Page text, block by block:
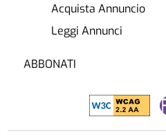
Acquista Annuncio
Leggi Annunci
ABBONATI